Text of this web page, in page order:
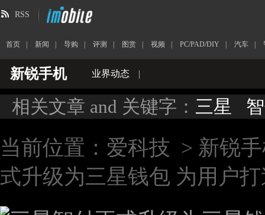
RSS
首页 新闻 导购 评测 图赏 视频 PC/PAD/DIY 汽车
新锐手机 业界动态 |
相关文章 and 关键字： 三星
当前位置： 爱科技 > 新锐
式升级为三星钱包 为用户